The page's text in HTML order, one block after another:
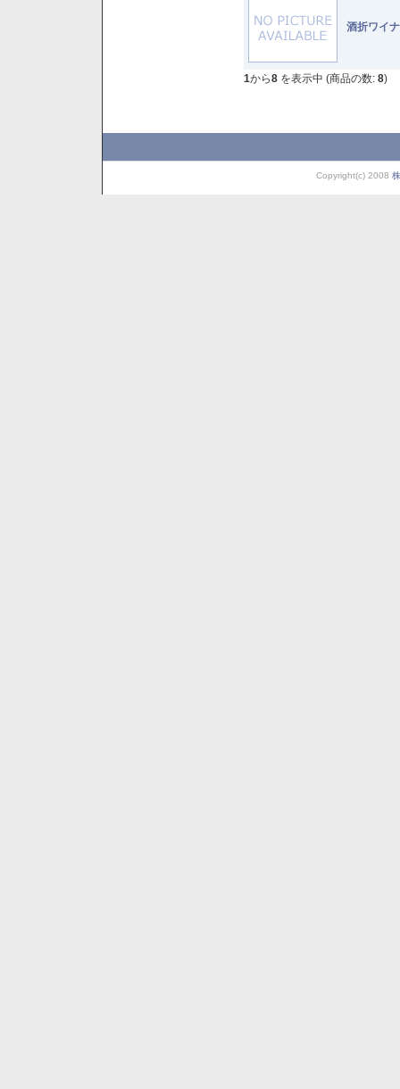
酒折ワイ
1から8 を表示中 (商品の数: 8)
Copyright(c) 2008